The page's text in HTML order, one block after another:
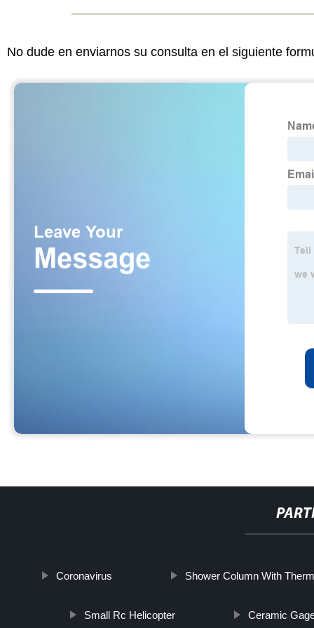
No dude en enviarnos su consulta en el siguiente
Coronavirus Shower Column With
Small Rc Helicopter Ceramic